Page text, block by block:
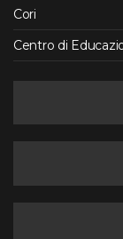
Cori
Centro di